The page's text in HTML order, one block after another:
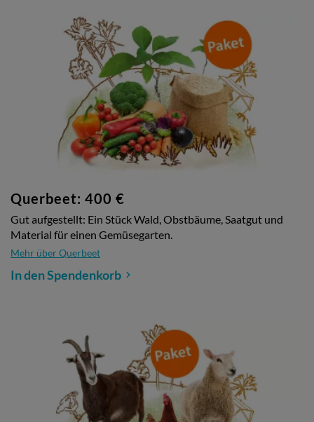
Querbeet: 400 €
Gut aufgestellt: Ein Stück Wald, Obstbäume, Saatgut und
Material für einen Gemüsegarten.
Mehr über Querbeet
In den Spendenkorb